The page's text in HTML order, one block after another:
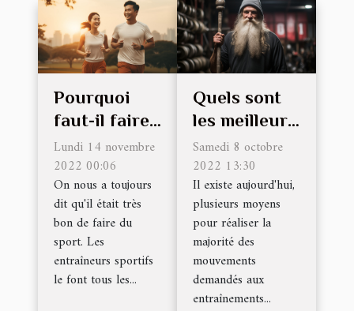
Pourquoi
faut-il faire
du sport ?
Lundi 14 novembre
2022 00:06
On nous a toujours
dit qu'il était très
bon de faire du
sport. Les
entraîneurs sportifs
le font tous les...
Quels sont
les meilleurs
WOD ?
Samedi 8 octobre
2022 13:30
Il existe aujourd'hui,
plusieurs moyens
pour réaliser la
majorité des
mouvements
demandés aux
entraînements...